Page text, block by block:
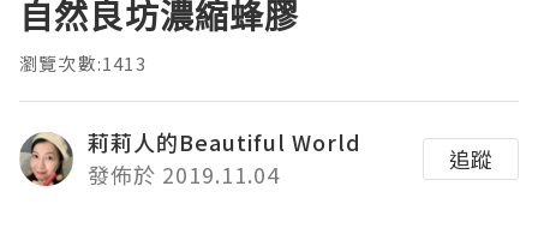
自然良坊濃縮蜂膠
瀏覽次數:1413
莉莉人的Beautiful World
發佈於 2019.11.04
追蹤